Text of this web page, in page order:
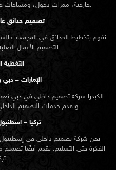
خارجية، ممرات دخول، ومساحات خضراء في مشاريع في الخليج وتركيا.
تصميم حدائق
نقوم بتخطيط الحدائق في المجمعات
التصميم الأعمال الصلبة، الزراعة، وأنظمة الري.
التغطية
الإمارات – دبي
الكيدرا شركة تصميم داخلي في دبي
وتقدم خدمات التصميم الداخلي، المعماري، وتصميم الحدائق.
تركيا –
نحن شركة تصميم داخلي في إسطنبول
الفكرة حتى التسليم. نقدم أيضًا
تركيا.